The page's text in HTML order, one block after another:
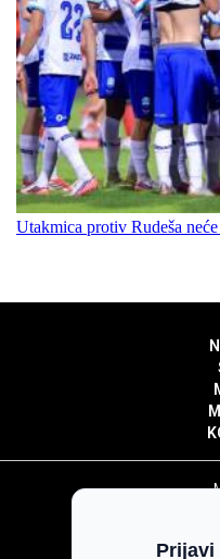
Utakmica protiv Rudeša
Prijavi